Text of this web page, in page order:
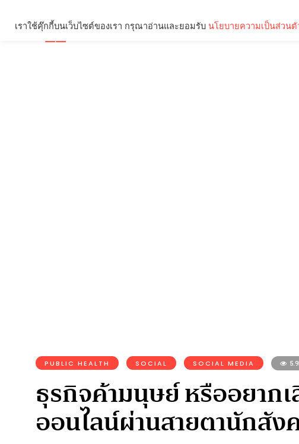
PUBLIC HEALTH SOCIAL SOCIAL MEDIA
ธุรกิจค้ามนุษย์ หรืออยาก
ออนไลน์ผ่านสายตานักสัง
เราใช้คุ๊กกี้บนเว็บไซต์ของเรา กรุณาอ่านและยอมรับ นโยบายความเป็นส่วนตั